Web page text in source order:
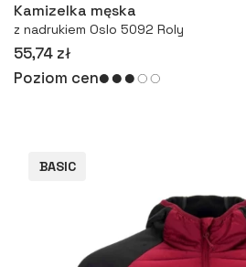
Kamizelka męska
z nadrukiem Oslo 5092 Roly
55,74 zł
Poziom cen
BASIC